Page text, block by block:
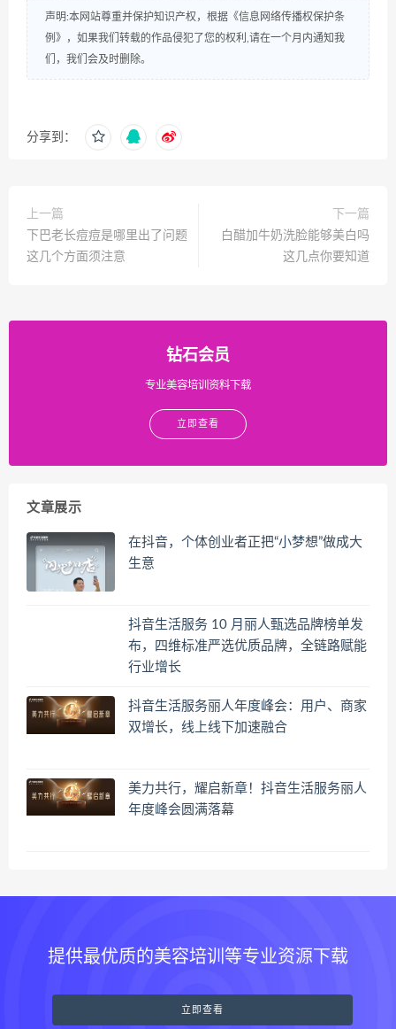
声明:本网站尊重并保护知识产权，根据《信息网络传播权保护条
例》，如果我们转载的作品侵犯了您的权利,请在一个月内通知我
们，我们会及时删除。
分享到：
上一篇
下巴老长痘痘是哪里出了问题
这几个方面须注意
下一篇
白醋加牛奶洗脸能够美白吗
这几点你要知道
钻石会员
专业美容培训资料下载
立即查看
文章展示
在抖音，个体创业者正把“小梦想”做成大
生意
抖音生活服务 10 月丽人甄选品牌榜单发
布，四维标准严选优质品牌，全链路赋能
行业增长
抖音生活服务丽人年度峰会：用户、商家
双增长，线上线下加速融合
美力共行，耀启新章！抖音生活服务丽人
年度峰会圆满落幕
提供最优质的美容培训等专业资源下载
立即查看